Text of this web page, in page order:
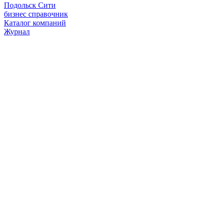
Подольск Сити
бизнес справочник
Каталог компаний
Журнал